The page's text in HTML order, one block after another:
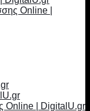
Online |
Online | DigitalU.gr